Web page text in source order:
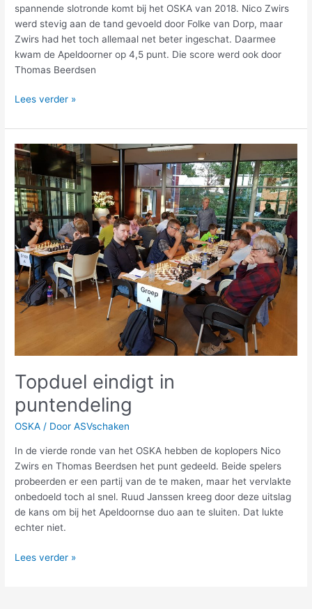
spannende slotronde komt bij het OSKA van 2018. Nico Zwirs
werd stevig aan de tand gevoeld door Folke van Dorp, maar
Zwirs had het toch allemaal net beter ingeschat. Daarmee
kwam de Apeldoorner op 4,5 punt. Die score werd ook door
Thomas Beerdsen
Lees verder »
Topduel eindigt in
puntendeling
OSKA / DoorASVschaken
In de vierde ronde van het OSKA hebben de koplopers Nico
Zwirs en Thomas Beerdsen het punt gedeeld. Beide spelers
probeerden er een partij van de te maken, maar het vervlakte
onbedoeld toch al snel. Ruud Janssen kreeg door deze uitslag
de kans om bij het Apeldoornse duo aan te sluiten. Dat lukte
echter niet.
Topduel
eindigt
in
puntendeling
Lees verder »